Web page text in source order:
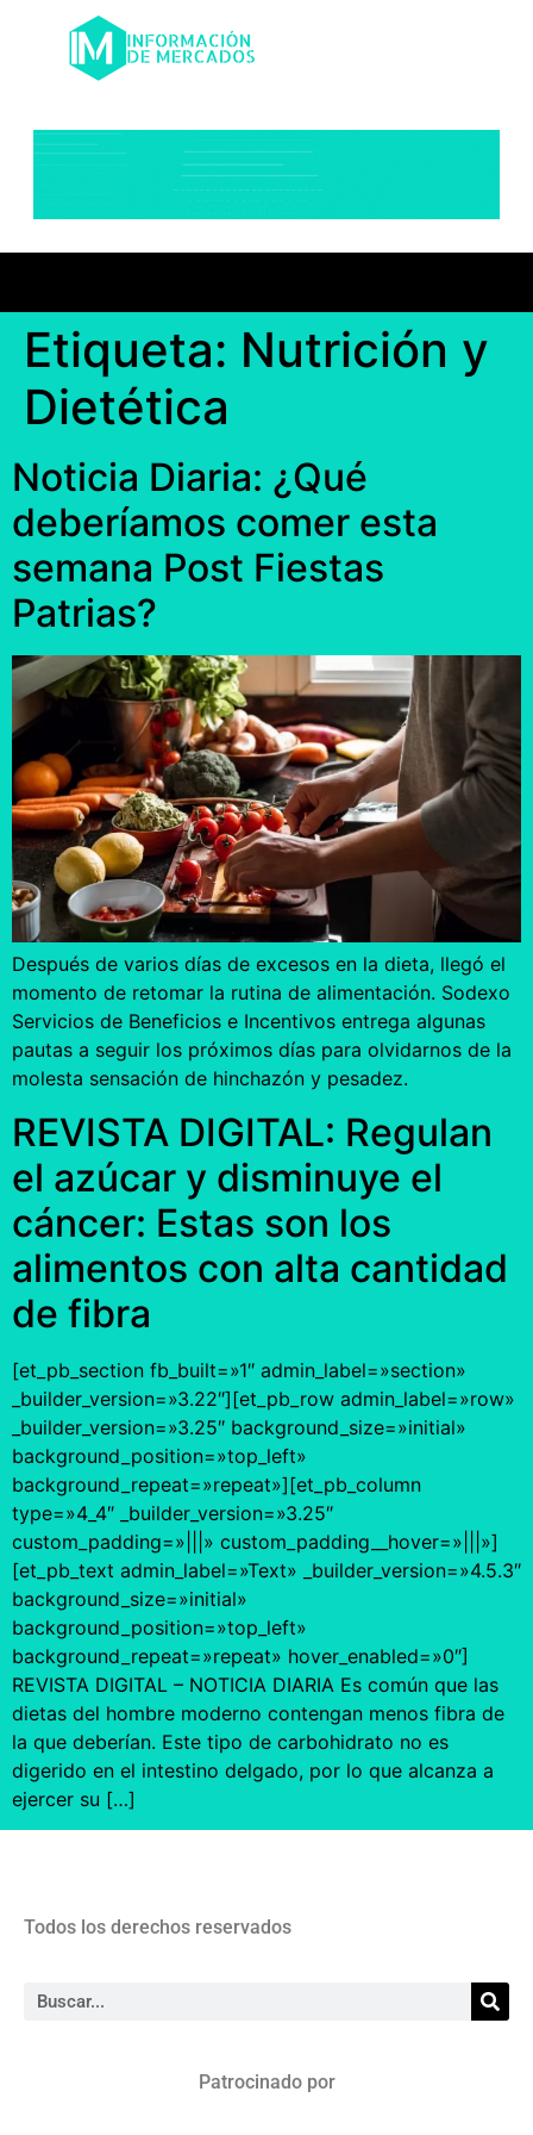
Etiqueta: Nutrición y
Dietética
Noticia Diaria: ¿Qué
deberíamos comer esta
semana Post Fiestas
Patrias?
Después de varios días de excesos en la dieta, llegó el
momento de retomar la rutina de alimentación. Sodexo
Servicios de Beneficios e Incentivos entrega algunas
pautas a seguir los próximos días para olvidarnos de la
molesta sensación de hinchazón y pesadez.
REVISTA DIGITAL: Regulan
el azúcar y disminuye el
cáncer: Estas son los
alimentos con alta cantidad
de fibra
[et_pb_section fb_built=»1″ admin_label=»section»
_builder_version=»3.22″][et_pb_row admin_label=»row»
_builder_version=»3.25″ background_size=»initial»
background_position=»top_left»
background_repeat=»repeat»][et_pb_column
type=»4_4″ _builder_version=»3.25″
custom_padding=»|||» custom_padding__hover=»|||»]
[et_pb_text admin_label=»Text» _builder_version=»4.5.3″
background_size=»initial»
background_position=»top_left»
background_repeat=»repeat» hover_enabled=»0″]
REVISTA DIGITAL – NOTICIA DIARIA Es común que las
dietas del hombre moderno contengan menos fibra de
la que deberían. Este tipo de carbohidrato no es
digerido en el intestino delgado, por lo que alcanza a
ejercer su […]
Todos los derechos reservados
Patrocinado por